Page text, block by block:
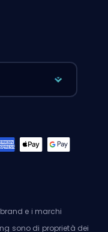
e i marchi
sono di proprietà dei